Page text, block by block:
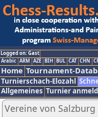
Logged on: Gast
Arabic ARM AZE BIH BUL CAT CHN
Home Tournament-
Turnierschach-Elozahl
Allgemeines Turnier
Vereine von Salzburg